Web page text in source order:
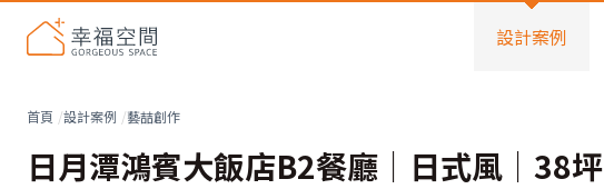
設計案例
首頁 設計案例 藝喆創作
日月潭鴻賓大飯店B2餐廳│日式風│38坪